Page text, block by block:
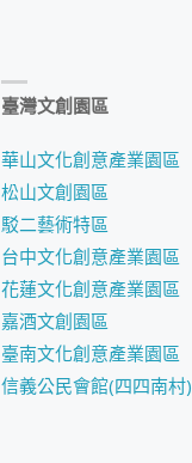
臺灣文創園區
華山文化創意產業園區
松山文創園區
駁二藝術特區
台中文化創意產業園區
花蓮文化創意產業園區
嘉酒文創園區
臺南文化創意產業園區
信義公民會館(四四南村)